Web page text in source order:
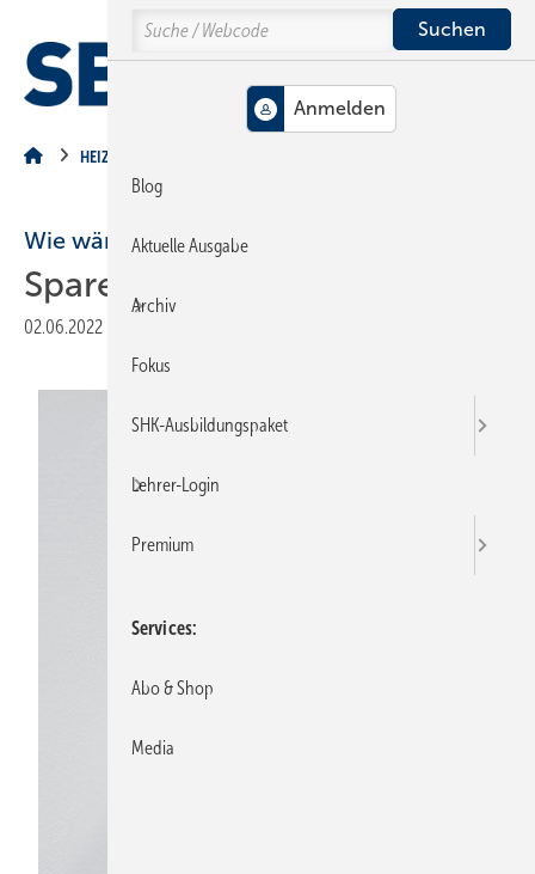
Hauptinhalt
Hauptmenü
SiteSearch
HEIZUNG
Wie wäre es mit 30 % Nachlass?
Sparen im Pilotprojekt
02.06.2022
Search
Blog
Aktuelle Ausgabe
Archiv
Fokus
SHK-Ausbildungspaket
Lehrer-Login
Premium
Services
Abo & Shop
Media